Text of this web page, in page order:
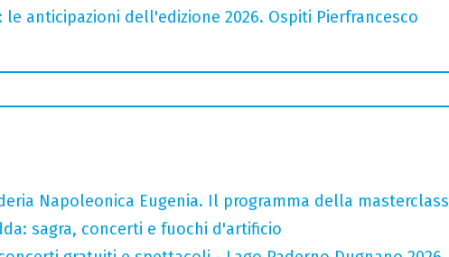
anticipazioni dell'edizione 2026. Ospiti Pierfrancesco
Napoleonica Eugenia. Il programma della masterclass
sagra, concerti e fuochi d'artificio